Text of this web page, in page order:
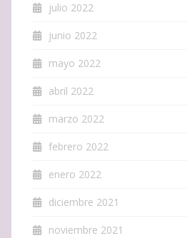
julio 2022
junio 2022
mayo 2022
abril 2022
marzo 2022
febrero 2022
enero 2022
diciembre 2021
noviembre 2021